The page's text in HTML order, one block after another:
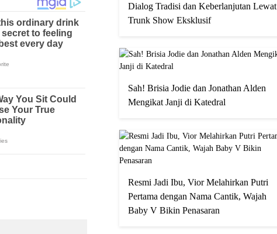
Dialog Tradisi dan Keberlanjutan Lewat
Trunk Show Eksklusif
Sah! Brisia Jodie dan Jonathan Alden
Mengikat Janji di Katedral
Resmi Jadi Ibu, Vior Melahirkan Putri
Pertama dengan Nama Cantik, Wajah
Baby V Bikin Penasaran